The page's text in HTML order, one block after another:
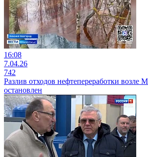
16:08
7.04.26
742
Разлив отходов нефтепереработки возле
остановлен